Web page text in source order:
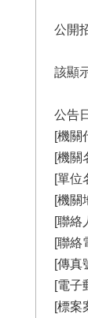
公開
該顯
公告
[機關
[機關
[單位
[機
[聯絡
[聯絡
[傳真
[電
[標案